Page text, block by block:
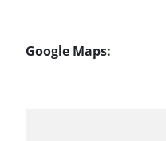
Google Maps: